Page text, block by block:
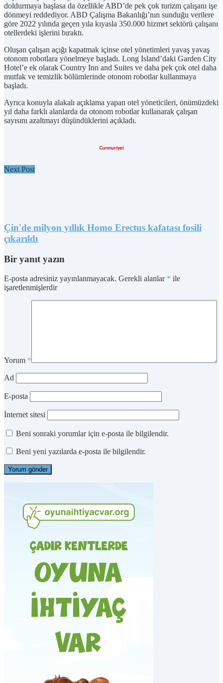
doldurmaya başlasa da özellikle ABD’de pek çok turizm çalışanı işe
dönmeyi reddediyor. ABD Çalışma Bakanlığı’nın sunduğu verilere
göre 2022 yılında geçen yıla kıyasla 350.000 hizmet sektörü çalışanı
otellerdeki işlerini bıraktı.
Oluşan çalışan açığı kapatmak içinse otel yönetimleri yavaş yavaş
otonom robotlara yönelmeye başladı. Long Island’daki Garden City
Hotel’e ek olarak Country Inn and Suites ve daha pek çok otel daha
mutfak ve temizlik bölümlerinde otonom robotlar kullanmaya
başladı.
Ayrıca konuyla alakalı açıklama yapan otel yöneticileri, önümüzdeki
yıl daha farklı alanlarda da otonom robotlar kullanarak çalışan
sayısını azaltmayı düşündüklerini açıkladı.
Next Post
Çin'de milyon yıllık Homo Erectus kafatası fosili
çıkarıldı
Bir yanıt yazın
E-posta adresiniz yayınlanmayacak. Gerekli alanlar * ile
işaretlenmişlerdir
Yorum *
Ad
E-posta
İnternet sitesi
Beni sonraki yorumlar için e-posta ile bilgilendir.
Beni yeni yazılarda e-posta ile bilgilendir.